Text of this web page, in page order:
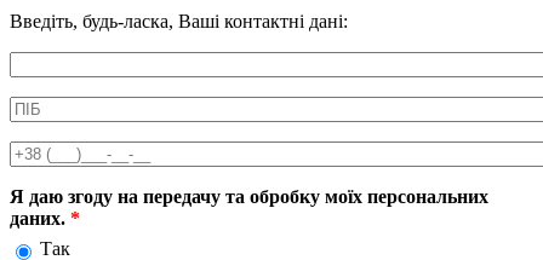
Введіть, будь-ласка, Ваші контактні дані:
ПІБ
Телефон
Я даю згоду на передачу та обробку моїх персональних
даних. *
Так